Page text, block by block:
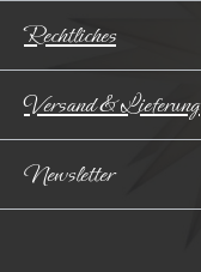
Rechtliches
Versand & Lieferung
Newsletter